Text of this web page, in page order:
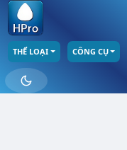
THỂ LOẠI CÔNG CỤ